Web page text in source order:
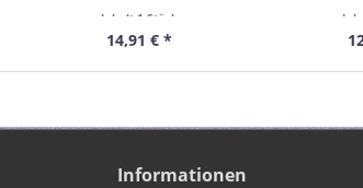
Inhalt 1 Stück
14,91 € *
Informationen